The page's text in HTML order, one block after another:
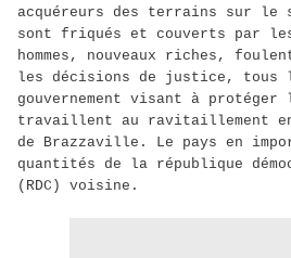
acquéreurs des terrains sur le
sont friqués et couverts par
hommes, nouveaux riches,
les décisions de justice, tous
gouvernement visant à protéger
travaillent au ravitaillement en
de Brazzaville. Le pays en
quantités de la république
(RDC) voisine.